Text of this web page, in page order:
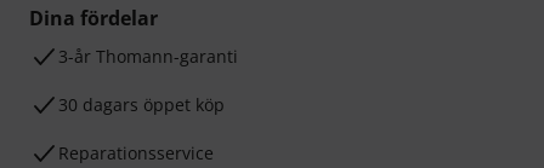
Dina fördelar
3-år Thomann-garanti
30 dagars öppet köp
Reparationsservice